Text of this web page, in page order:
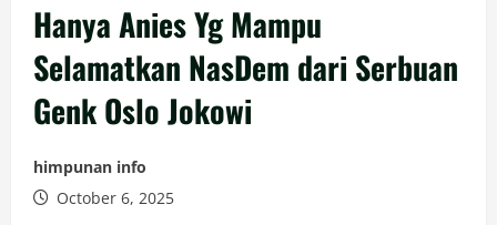
Hanya Anies Yg Mampu
Selamatkan NasDem dari Serbuan
Genk Oslo Jokowi
himpunan info
October 6, 2025